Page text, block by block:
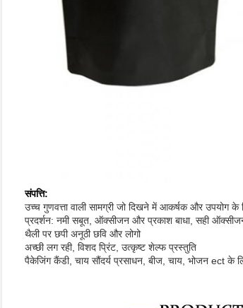
संपत्ति:
उच्च गुणवत्ता वाली सामग्री जो दिखने में आकर्षक और उपयोग के
प्रदर्शन: नमी सबूत, ऑक्सीजन और प्रकाश बाधा, सही
थैली पर छपी अनूठी छवि और लोगो
अच्छी लग रही, विशद प्रिंट, उत्कृष्ट शेल्फ प्रस्तुति
पैकेजिंग कैंडी, चाय सौंदर्य प्रसाधन, बीज, चाय, भोजन ect के